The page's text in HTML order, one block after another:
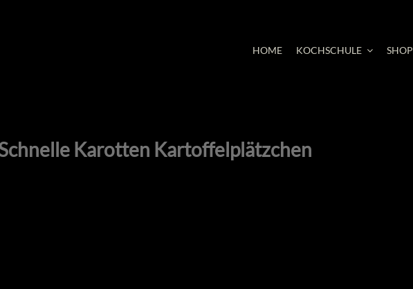
HOME KOCHSCHULE SHOP
Karotten Kartoffelplätzchen